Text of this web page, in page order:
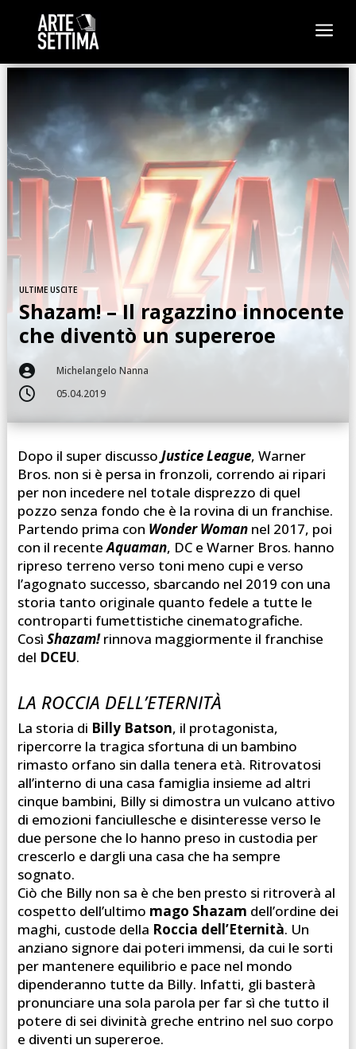
a
ULTIME USCITE
Shazam! – Il ragazzino innocente
che diventò un supereroe
 Michelangelo Nanna
 05.04.2019
Dopo il super discusso Justice League, Warner
Bros. non si è persa in fronzoli, correndo ai ripari
per non incedere nel totale disprezzo di quel
pozzo senza fondo che è la rovina di un franchise.
Partendo prima con Wonder Womannel 2017, poi
con il recenteAquaman, DC e Warner Bros. hanno
ripreso terreno verso toni meno cupi e verso
l’agognato successo, sbarcando nel 2019 con una
storia tanto originale quanto fedele a tutte le
controparti fumettistiche cinematografiche.
Così Shazam!rinnova maggiormente il franchise
del DCEU.
LA ROCCIA DELL’ETERNITÀ
La storia di Billy Batson, il protagonista,
ripercorre la tragica sfortuna di un bambino
rimasto orfano sin dalla tenera età. Ritrovatosi
all’interno di una casa famiglia insieme ad altri
cinque bambini, Billy si dimostra un vulcano attivo
di emozioni fanciullesche e disinteresse verso le
due persone che lo hanno preso in custodia per
crescerlo e dargli una casa che ha sempre
sognato.
Ciò che Billy non sa è che ben presto si ritroverà al
cospetto dell’ultimo mago Shazam dell’ordine dei
maghi, custode della Roccia dell’Eternità. Un
anziano signore dai poteri immensi, da cui le sorti
per mantenere equilibrio e pace nel mondo
dipenderanno tutte da Billy. Infatti, gli basterà
pronunciare una sola parola per far sì che tutto il
potere di sei divinità greche entrino nel suo corpo
e diventi un supereroe.